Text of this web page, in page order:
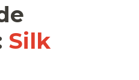
Silk